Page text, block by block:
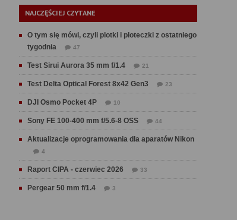
NAJCZĘŚCIEJ CZYTANE
O tym się mówi, czyli plotki i ploteczki z ostatniego
tygodnia
47
Test Sirui Aurora 35 mm f/1.4 21
Test Delta Optical Forest 8x42 Gen3 23
DJI Osmo Pocket 4P 10
Sony FE 100-400 mm f/5.6-8 OSS 44
Aktualizacje oprogramowania dla aparatów Nikon
4
Raport CIPA - czerwiec 2026 33
Pergear 50 mm f/1.4 3